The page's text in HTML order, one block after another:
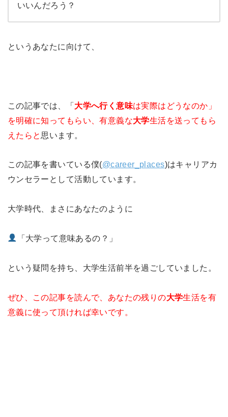
いいんだろう？
というあなたに向けて、
この記事では、「大学へ行く意味は実際はどうなのか」
を明確に知ってもらい、有意義な大学生活を送ってもら
えたらと 思います。
この記事を書いている僕(@career_places)はキャリアカ
ウンセラーとして活動しています。
大学時代、まさにあなたのように
「大学って意味あるの？」
という疑問を持ち、大学生活前半を過ごしていました。
ぜひ、この記事を読んで、あなたの残りの大学生活を有
意義に使って頂ければ幸いです。